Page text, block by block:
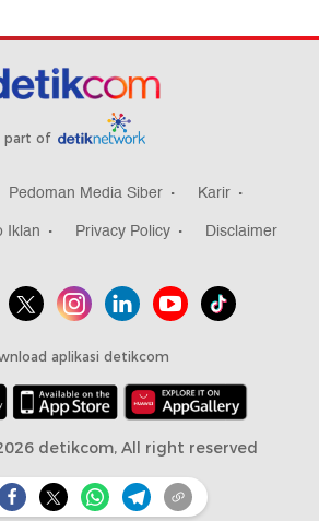
part of
Pedoman Media Siber
Karir
Iklan Privacy Policy Disclaimer
aplikasi detikcom
detikcom, All right reserved